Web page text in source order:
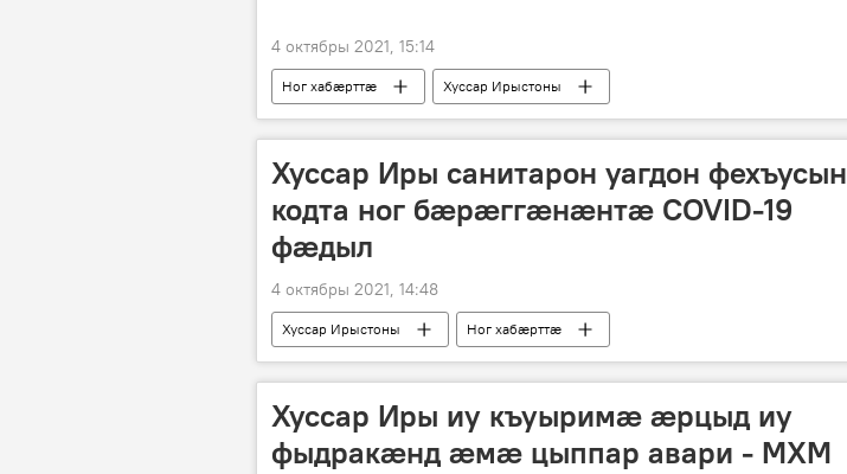
4 октябры 2021, 15:14
Ног хабӕрттӕ Хуссар Ирыстоны
Хуссар Иры санитарон уагдон фехъусын
кодта ног бӕрӕггӕнӕнтӕ COVID-19
фӕдыл
4 октябры 2021, 14:48
Хуссар Ирыстоны Ног хабӕрттӕ
Хуссар Иры иу къуыримӕ ӕрцыд иу
фыдракӕнд ӕмӕ цыппар авари - МХМ